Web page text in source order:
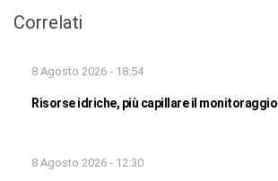
Correlati
8 Agosto 2026 - 18:54
Risorse idriche, più capillare il monitoraggio
8 Agosto 2026 - 12:30